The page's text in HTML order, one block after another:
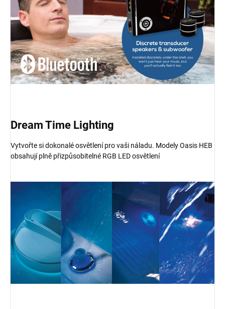
Dream Time Lighting
Vytvořte si dokonalé osvětlení pro vaši náladu. Modely Oasis HEB
obsahují plně přizpůsobitelné RGB LED osvětlení